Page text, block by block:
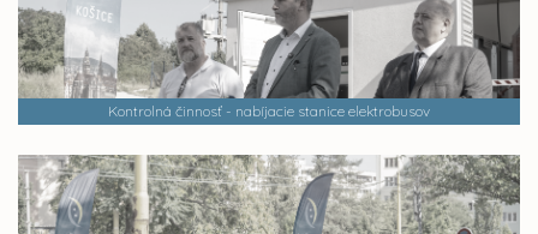
Kontrolná činnosť - nabíjacie stanice elektrobusov